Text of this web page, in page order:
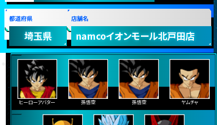
都道府県
埼玉県
店舗名
namcoイオンモール北戸田店
ヒーローアバター 孫悟空 孫悟空 ヤムチャ